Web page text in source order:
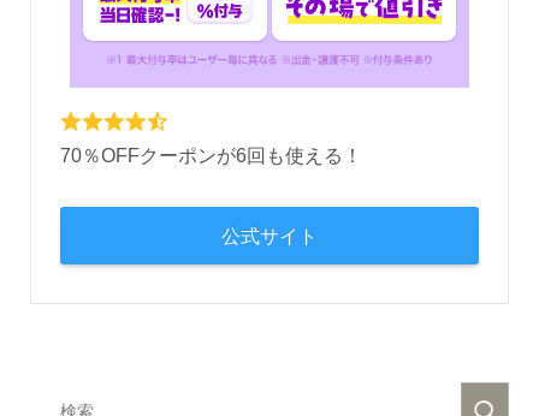
70％OFFクーポンが6回も使える！
公式サイト